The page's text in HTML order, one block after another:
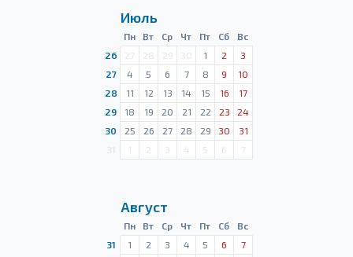
Июль
Пн Вт Ср Чт Пт Сб
Вс
26
27 28 29 30 1 2
3
27
4 5 6 7 8 9
10
28
11 12 13 14 15 16
17
29
18 19 20 21 22 23
24
30
25 26 27 28 29 30
31
1 2 3 4 5 6 7
Август
Пн Вт Ср Чт Пт Сб
Вс
31
1 2 3 4 5 6
7